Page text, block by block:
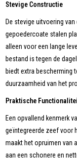
Stevige Constructie
De stevige uitvoering
gepoedercoate stalen
alleen voor een lange
bestand is tegen de
biedt extra bescherming
duurzaamheid van het
Praktische
Een opvallend kenmerk
geïntegreerde zeef voor
maakt het opruimen van
aan een schonere en